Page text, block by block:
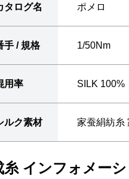
タログ名 ポメロ
手 / 規格 1/50Nm
用率 SILK 100%
ルク素材 家蚕絹紡糸
糸 インフォメー